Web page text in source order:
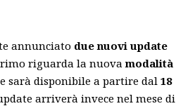
annunciato due nuovi update
riguarda la nuovamodalità
sarà disponibile a partire dal 18
arriverà invece nel mese di